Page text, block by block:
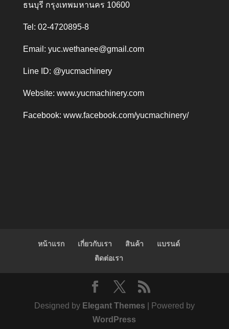
ธนบุรี กรุงเทพมหานคร 10600
Tel: 02-4720895-8
Email: yuc.wethanee@gmail.com
Line ID: @yucmachinery
Website: www.yucmachinery.com
Facebook: www.facebook.com/yucmachinery/
หน้าแรก เกี่ยวกับเรา สินค้า
แบรนด์
ติดต่อเรา
Designed by Elegant Themes | Powered by
WordPress